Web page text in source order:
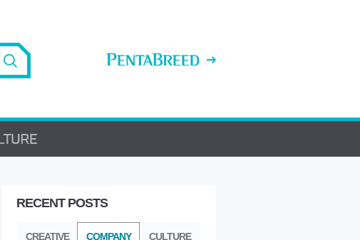
CULTURE
RECENT POSTS
CREATIVE COMPANY CULTURE